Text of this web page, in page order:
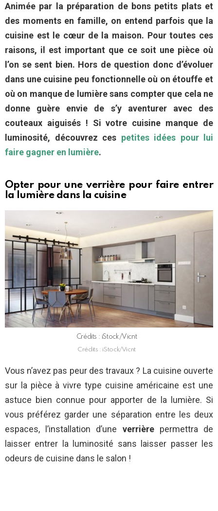
Animée par la préparation de bons petits plats et
des moments en famille, on entend parfois que la
cuisine est le cœur de la maison. Pour toutes ces
raisons, il est important que ce soit une pièce où
l’on se sent bien. Hors de question donc d’évoluer
dans une cuisine peu fonctionnelle où on étouffe et
où on manque de lumière sans compter que cela ne
donne guère envie de s’y aventurer avec des
couteaux aiguisés ! Si votre cuisine manque de
luminosité, découvrez ces petites idées pour lui
faire gagner en lumière.
Opter pour une verrière pour faire entrer
la lumière dans la cuisine
Crédits : iStock/Vicnt
Crédits : iStock/Vicnt
Vous n’avez pas peur des travaux ? La cuisine ouverte
sur la pièce à vivre type cuisine américaine est une
astuce bien connue pour apporter de la lumière. Si
vous préférez garder une séparation entre les deux
espaces, l’installation d’une verrièrepermettra de
laisser entrer la luminosité sans laisser passer les
odeurs de cuisine dans le salon !